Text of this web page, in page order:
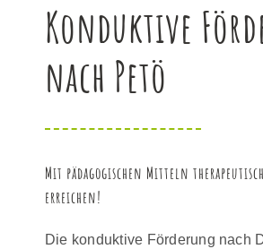
Konduktive
nach Petö
Mit pädagogischen Mitteln
erreichen!
Die konduktive Förderung nach